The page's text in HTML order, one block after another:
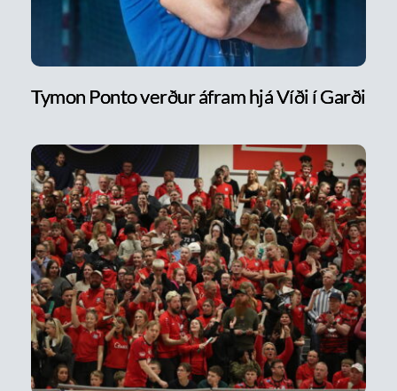
Tymon Ponto verður áfram hjá Víði í Garði